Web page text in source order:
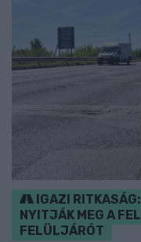
IGAZI
NYITJÁK MEG A
FELÜLJÁRÓT